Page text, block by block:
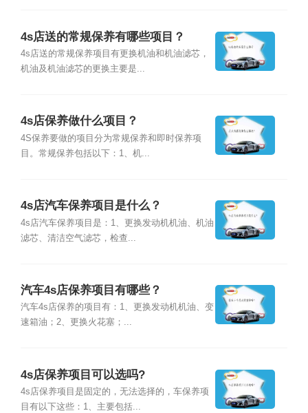
4s店送的常规保养有哪些项目？
4s店送的常规保养项目有更换机油和机油滤芯，
机油及机油滤芯的更换主要是...
4s店保养做什么项目？
4S保养要做的项目分为常规保养和即时保养项
目。常规保养包括以下：1、机...
4s店汽车保养项目是什么？
4s店汽车保养项目是：1、更换发动机机油、机油
滤芯、清洁空气滤芯，检查...
汽车4s店保养项目有哪些？
汽车4s店保养的项目有：1、更换发动机机油、变
速箱油；2、更换火花塞；...
4s店保养项目可以选吗?
4s店保养项目是固定的，无法选择的，车保养项
目有以下这些：1、主要包括...